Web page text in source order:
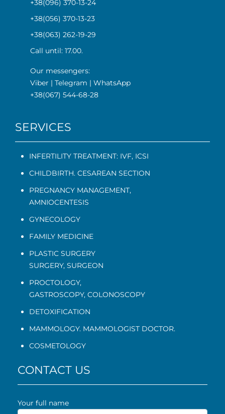
+38(096) 370-13-24
+38(056) 370-13-23
+38(063) 262-19-29
Call until: 17.00.
Our messengers:
Viber | Telegram | WhatsApp
+38(067) 544-68-28
SERVICES
INFERTILITY TREATMENT: IVF, ICSI
CHILDBIRTH. CESAREAN SECTION
PREGNANCY MANAGEMENT,
AMNIOCENTESIS
GYNECOLOGY
FAMILY MEDICINE
PLASTIC SURGERY
SURGERY, SURGEON
PROCTOLOGY,
GASTROSCOPY, COLONOSCOPY
DETOXIFICATION
MAMMOLOGY. MAMMOLOGIST DOCTOR.
COSMETOLOGY
CONTACT US
Your full name